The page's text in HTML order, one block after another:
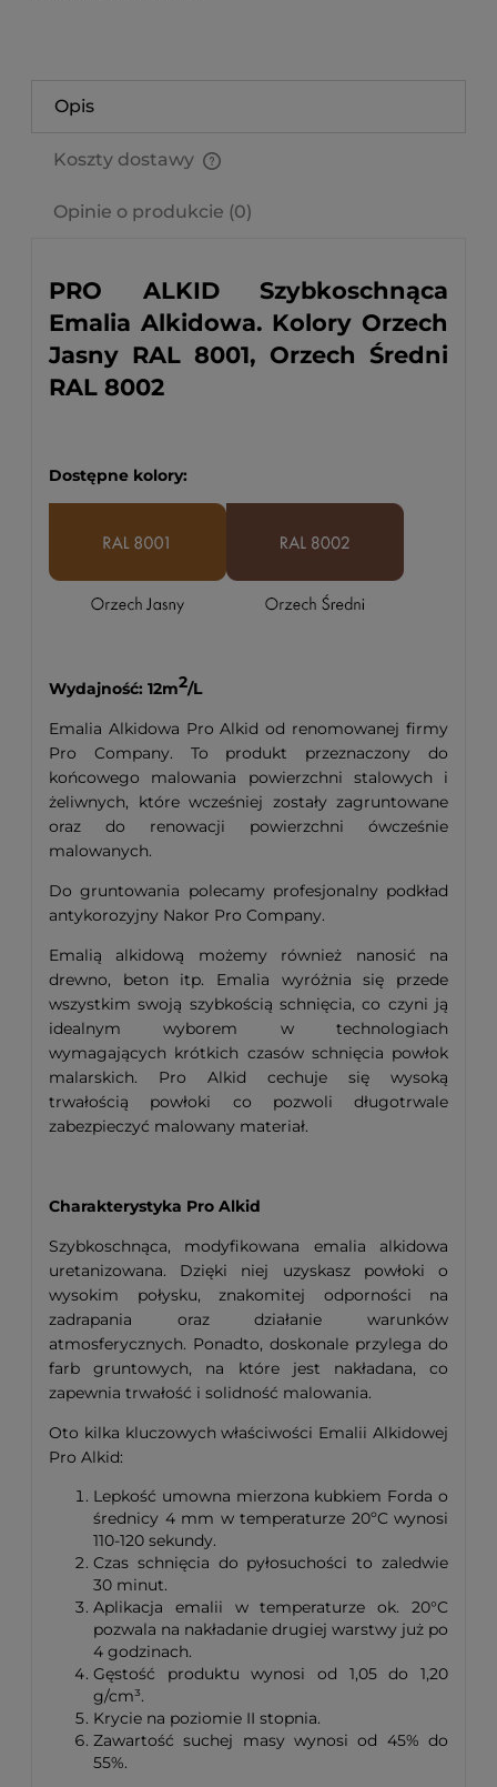
Opis
Koszty dostawy
Opinie o produkcie (0)
PRO ALKID Szybkoschnąca
Emalia Alkidowa. Kolory Orzech
Jasny RAL 8001, Orzech Średni
RAL 8002
Dostępne kolory:
Wydajność: 12m2/L
Emalia Alkidowa Pro Alkid od renomowanej firmy
Pro Company. To produkt przeznaczony do
końcowego malowania powierzchni stalowych i
żeliwnych, które wcześniej zostały zagruntowane
oraz do renowacji powierzchni ówcześnie
malowanych.
Do gruntowania polecamy profesjonalny podkład
antykorozyjny Nakor Pro Company.
Emalią alkidową możemy również nanosić na
drewno, beton itp. Emalia wyróżnia się przede
wszystkim swoją szybkością schnięcia, co czyni ją
idealnym wyborem w technologiach
wymagających krótkich czasów schnięcia powłok
malarskich. Pro Alkid cechuje się wysoką
trwałością powłoki co pozwoli długotrwale
zabezpieczyć malowany materiał.
Charakterystyka Pro Alkid
Szybkoschnąca, modyfikowana emalia alkidowa
uretanizowana. Dzięki niej uzyskasz powłoki o
wysokim połysku, znakomitej odporności na
zadrapania oraz działanie warunków
atmosferycznych. Ponadto, doskonale przylega do
farb gruntowych, na które jest nakładana, co
zapewnia trwałość i solidność malowania.
Oto kilka kluczowych właściwości Emalii Alkidowej
Pro Alkid:
Lepkość umowna mierzona kubkiem Forda o
średnicy 4 mm w temperaturze 20ºC wynosi
110-120 sekundy.
Czas schnięcia do pyłosuchości to zaledwie
30 minut.
Aplikacja emalii w temperaturze ok. 20°C
pozwala na nakładanie drugiej warstwy już po
4 godzinach.
Gęstość produktu wynosi od 1,05 do 1,20
g/cm³.
Krycie na poziomie II stopnia.
Zawartość suchej masy wynosi od 45% do
55%.